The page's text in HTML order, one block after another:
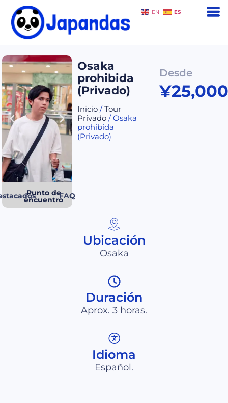
EN ES
Punto de
encuentroFAQ
Osaka
prohibida
(Privado)
Inicio/Tour
Privado/ Osaka
prohibida
(Privado)
Desde
¥25,000
Ubicación
Osaka
Duración
Aprox. 3 horas.
Idioma
Español.